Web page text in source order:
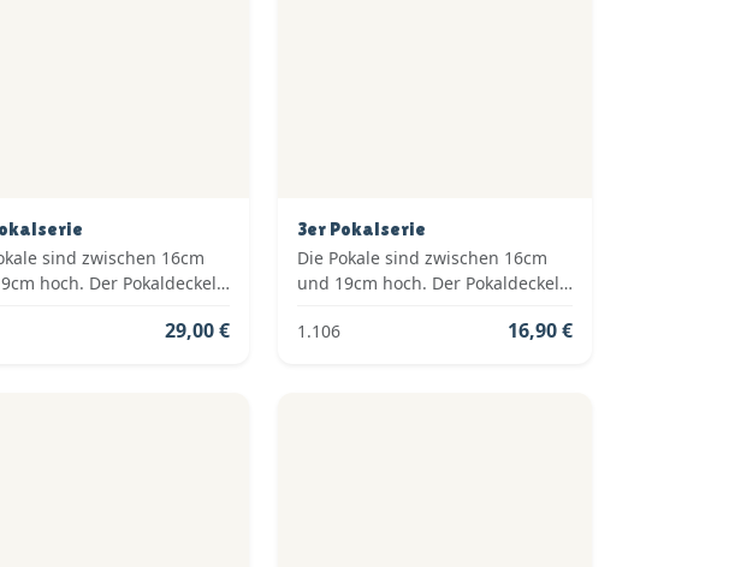
sind zwischen 16cm
hoch. Der Pokaldeckel
der Pokalserie sind: Gold,
29,00 €
3er Pokalserie
Die Pokale sind zwischen 16cm
und 19cm hoch. Der Pokaldeckel
Farben der Pokalserie sind: Gold,
1.106 16,90 €